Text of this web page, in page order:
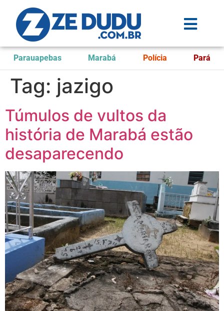
Parauapebas Marabá Polícia Pará
Tag: jazigo
Túmulos de vultos da
história de Marabá estão
desaparecendo